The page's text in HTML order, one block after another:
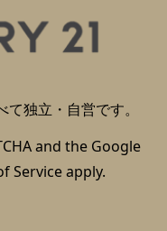
独立・自営です。
and the Google
Serviceapply.